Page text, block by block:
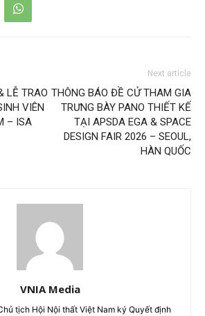
LỄ TRAO
VIÊN
– ISA
Next article
THÔNG BÁO ĐỀ CỬ THAM GIA
TRƯNG BÀY PANO THIẾT KẾ
TẠI APSDA EGA & SPACE
DESIGN FAIR 2026 – SEOUL,
HÀN QUỐC
VNIA Media
tịch Hội Nội thất Việt Nam ký Quyết định